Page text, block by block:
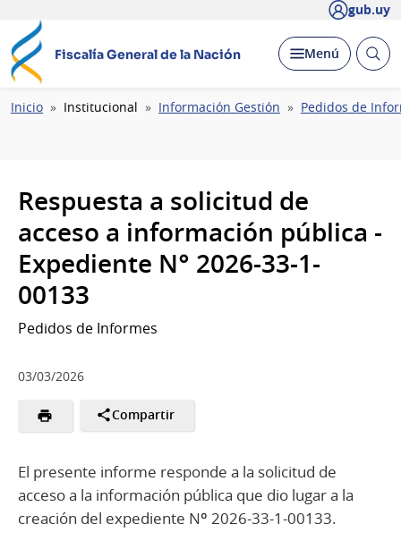
gub.uy
Fiscalía General de la Nación Desplegar
Menú Abrir
Ruta
Inicio Institucional Información Gestión Pedidos de
Respuesta a solicitud de
acceso a información pública -
Expediente N° 2026-33-1-
00133
Pedidos de Informes
03/03/2026
Compartir
El presente informe responde a la solicitud de
acceso a la información pública que dio lugar a la
creación del expediente Nº 2026-33-1-00133.